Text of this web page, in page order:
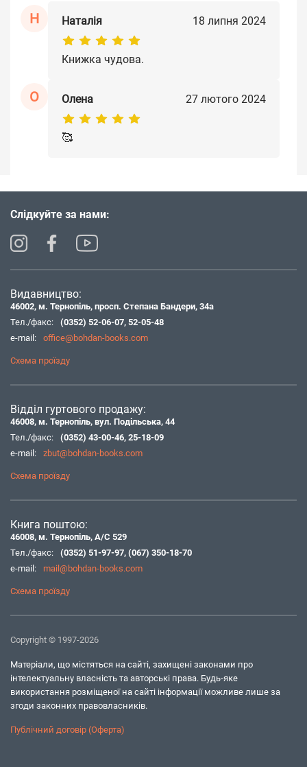
Н Наталія 18 липня 2024
Книжка чудова.
О Олена 27 лютого 2024
🥰
Слідкуйте за нами:
Видавництво:
46002, м. Тернопіль, просп. Степана Бандери, 34а
Тел./факс:
(0352) 52-06-07, 52-05-48
e-mail:
office@bohdan-books.com
Схема проїзду
Відділ гуртового продажу:
46008, м. Тернопіль, вул. Подільська, 44
Тел./факс:
(0352) 43-00-46, 25-18-09
e-mail:
zbut@bohdan-books.com
Схема проїзду
Книга поштою:
46008, м. Тернопіль, А/С 529
Тел./факс:
(0352) 51-97-97, (067) 350-18-70
e-mail:
mail@bohdan-books.com
Схема проїзду
Copyright © 1997-2026
Матеріали, що містяться на сайті, захищені законами про
інтелектуальну власність та авторські права. Будь-яке
використання розміщеної на сайті інформації можливе лише за
згоди законних правовласників.
Публічний договір (Оферта)